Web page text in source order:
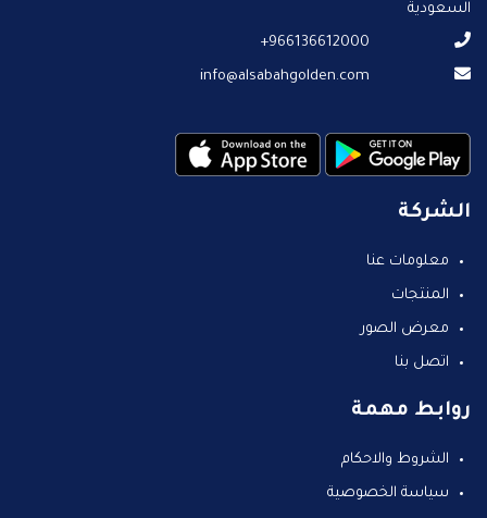
السعودية
966136612000+
info@alsabahgolden.com
الشركة
معلومات عنا
المنتجات
معرض الصور
اتصل بنا
روابط مهمة
الشروط والاحكام
سياسة الخصوصية